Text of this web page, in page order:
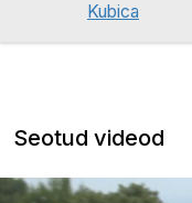
Kubica
Seotud videod